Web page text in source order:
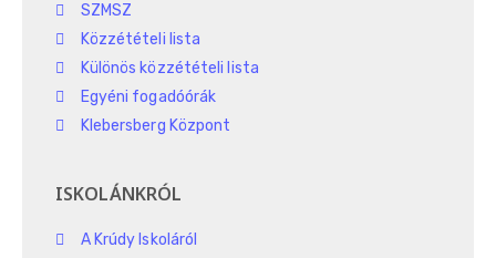
SZMSZ
Közzétételi lista
Különös közzétételi lista
Egyéni fogadóórák
Klebersberg Központ
ISKOLÁNKRÓL
A Krúdy Iskoláról